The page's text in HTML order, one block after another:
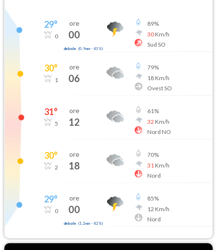
29°
0
ore
00
debole (0.9mm- 41 %)
89%
30Km/h
Sud SO
30°
1
ore
06
79%
18Km/h
Ovest SO
31°
5
ore
12
61%
32 Km/h
Nord NO
30°
2
ore
18
70%
31 Km/h
Nord
29°
0
ore
00
debole (1.2mm- 42 %)
85%
12 Km/h
Nord